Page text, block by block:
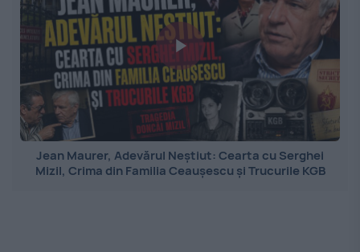
Jean Maurer, Adevărul Neștiut: Cearta cu Serghei
Mizil, Crima din Familia Ceaușescu și Trucurile KGB